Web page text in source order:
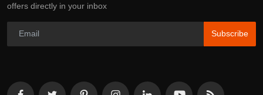
offers directly in your inbox
Subscribe